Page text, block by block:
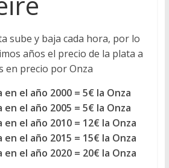
sube y baja cada hora, por lo
años el precio de la plata a
en precio por Onza
el año 2000 = 5€ la Onza
el año 2005 = 5€ la Onza
el año 2010 = 12€ la Onza
el año 2015 = 15€ la Onza
el año 2020 = 20€ la Onza